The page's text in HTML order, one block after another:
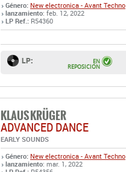
Género: New electronica - Avant Techno
lanzamiento: feb. 12, 2022
LP Ref.: R54360
LP: EN
REPOSICIÓN
KLAUS KRÜGER
ADVANCED DANCE
EARLY SOUNDS
Género: New electronica - Avant Techno
lanzamiento: mar. 1, 2022